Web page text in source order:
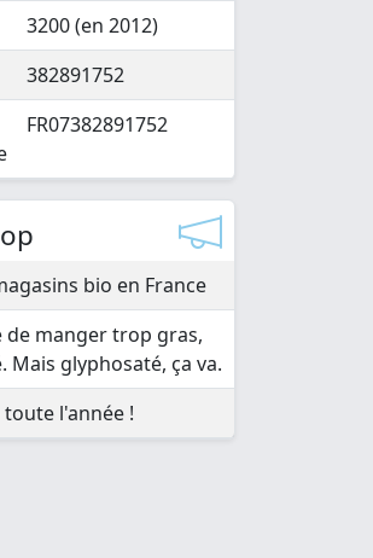
3200 (en 2012)
382891752
FR07382891752
bio en France
de manger trop gras,
glyphosaté, ça va.
l'année !